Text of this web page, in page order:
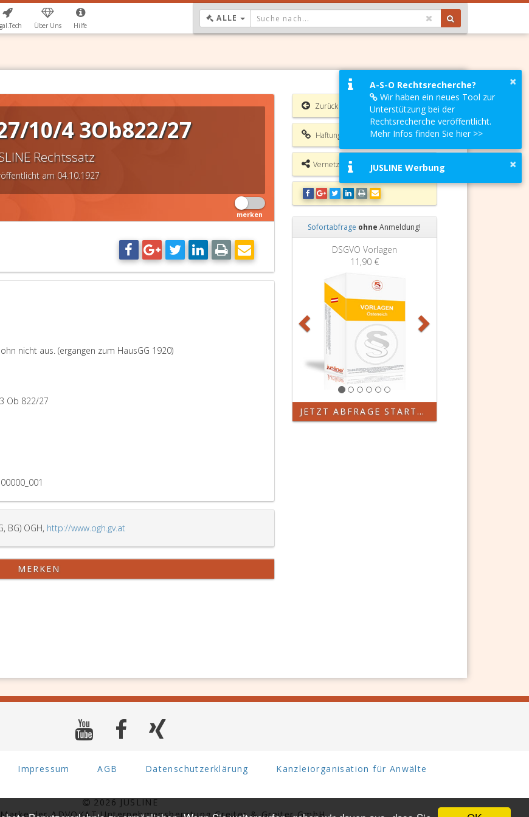
Über Uns Hilfe
ALLE DROPDOWN: GEWÄHLTER WERT IST ALLE
10/4 3Ob822/27
Rechtssatz
am 04.10.1927
merken
nicht aus. (ergangen zum HausGG 1920)
Ob 822/27
BG) OGH, http://www.ogh.gv.at
MERKEN
Zurück
Haftungsausschluss
Vernetzungsmöglichkeiten
Sofortabfrage ohne Anmeldung!
DSGVO Vorlagen
11,90 €
Zurück
JETZT ABFRAGE STARTEN
Impressum AGB Datenschutzerklärung Kanzleiorganisation für Anwälte
2026 JUSLINE
der ADVOKAT Unternehmensberatung Greiter & Greiter GmbH.
×
A-S-O Rechtsrecherche?
Wir haben ein neues Tool zur
Unterstützung bei der
Rechtsrecherche veröffentlicht.
Mehr Infos finden Sie hier >>
×
JUSLINE Werbung